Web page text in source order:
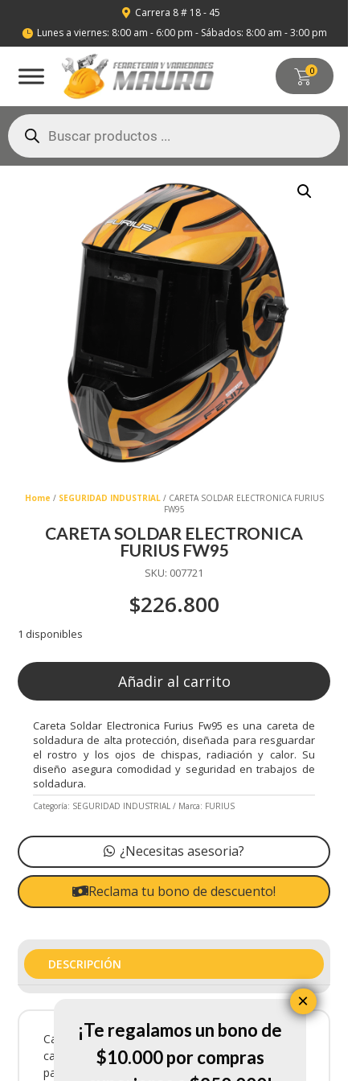
 Carrera 8 # 18 - 45
 Lunes a viernes: 8:00 am - 6:00 pm - Sábados: 8:00 am - 3:00 pm
0
Búsqueda
de
productos
Home / SEGURIDAD INDUSTRIAL/ CARETA SOLDAR ELECTRONICA FURIUS
FW95
CARETA SOLDAR ELECTRONICA
FURIUS FW95
SKU: 007721
$226.800
1 disponibles
Añadir al carrito
Careta Soldar Electronica Furius Fw95 es una careta de
soldadura de alta protección, diseñada para resguardar
el rostro y los ojos de chispas, radiación y calor. Su
diseño asegura comodidad y seguridad en trabajos de
soldadura.
Categoría: SEGURIDAD INDUSTRIAL Marca: FURIUS
¿Necesitas asesoria?
Reclama tu bono de descuento!
DESCRIPCIÓN
Careta Soldar Electronica Furius Fw95 es una
careta de soldadura de alta protección, diseñada
para resguardar el rostro y los ojos de chispas,
¡Te regalamos un bono de
$10.000 por compras
×